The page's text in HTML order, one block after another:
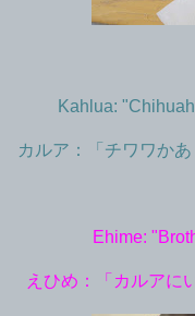
Kahlua:
カルア：「チワワか
Ehime:
えひめ：「カルアに